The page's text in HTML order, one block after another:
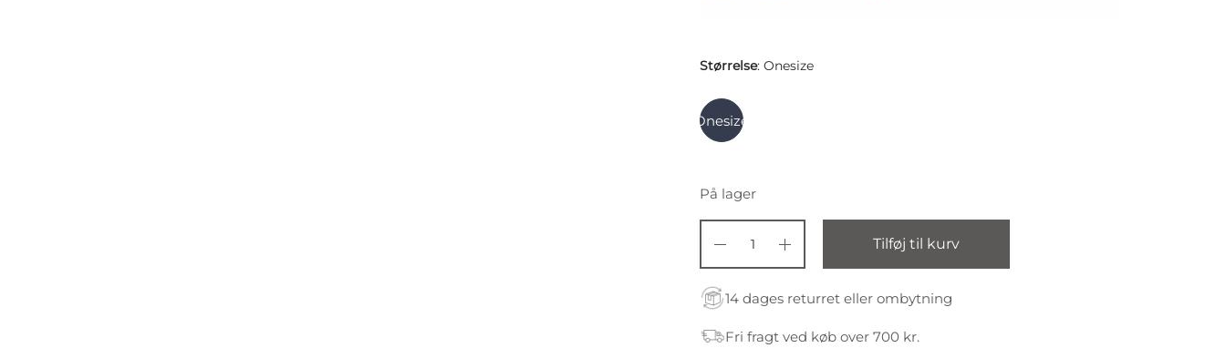
Størrelse: Onesize
Onesize
På lager
Tilføj til kurv
14 dages returret eller ombytning
Fri fragt ved køb over 700 kr.